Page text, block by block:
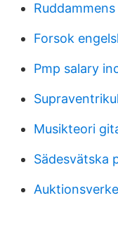
Forsok
Pmp salary
Musikteori
Sädesvätska